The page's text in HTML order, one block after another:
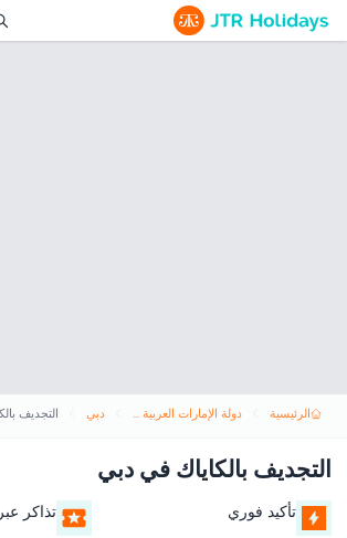
الرئيسية دولة الإمارات العربية المتحدة دبي
التجديف بالكاياك في دبي
تأكيد فوري تذاكر